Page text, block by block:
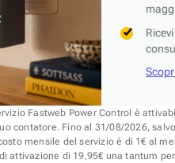
Fastweb Power Control è
contatore. Fino al 31/08/2026,
mensile del servizio è di 1€ al
attivazione di 19,95€ una tantum